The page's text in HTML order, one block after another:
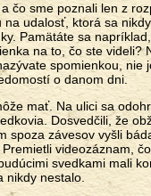
čo sme poznali len z
udalosť, ktorá sa
Pamätáte sa
na to, čo ste videli?
spomienkou, nie
o danom dni.
mať. Na ulici sa
Dosvedčili, že
spoza závesov vyšli
videozáznam,
svedkami mali
nikdy nestalo.